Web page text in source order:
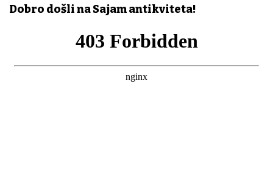
Dobro došli na Sajam antikviteta!